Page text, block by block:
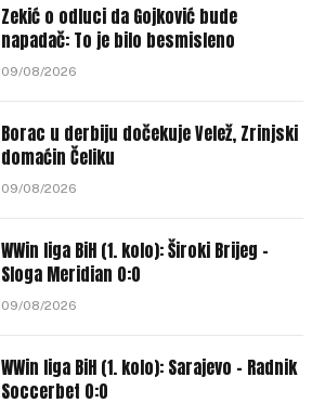
Zekić o odluci da Gojković bude
napadač: To je bilo besmisleno
09/08/2026
Borac u derbiju dočekuje Velež, Zrinjski
domaćin Čeliku
09/08/2026
WWin liga BiH (1. kolo): Široki Brijeg –
Sloga Meridian 0:0
09/08/2026
WWin liga BiH (1. kolo): Sarajevo – Radnik
Soccerbet 0:0